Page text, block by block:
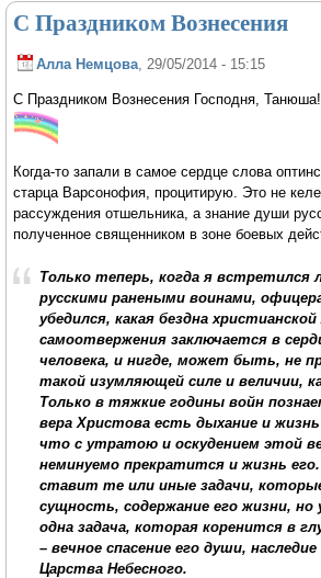
С Праздником Вознесения
Алла Немцова , 29/05/2014 - 15:15
С Праздником Вознесения Господня, Танюша!
Когда-то запали в самое сердце слова
старца Варсонофия, процитирую. Это не
рассуждения отшельника, а знание души
полученное священником в зоне боевых
Только теперь, когда я встретился
русскими ранеными воинами,
убедился, какая бездна
самоотвержения заключается в
человека, и нигде, может быть, не
такой изумляющей силе и величии,
Только в тяжкие годины войн
вера Христова есть дыхание и жизнь
что с утратою и оскудением этой
неминуемо прекратится и жизнь
ставит те или иные задачи,
сущность, содержание его жизни, но
одна задача, которая коренится в
– вечное спасение его души,
Царства Небесного.